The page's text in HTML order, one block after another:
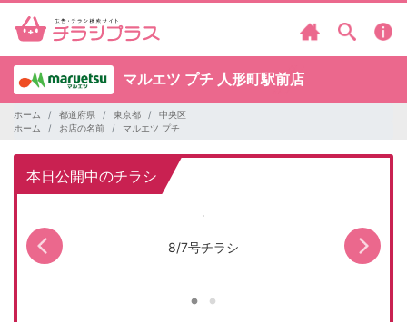
マルエツ プチ 人形町駅前店
ホーム 都道府県 東京都
中央区
ホーム
お店の名前 マルエツ プチ
本日公開中のチラシ
8/7号チラシ